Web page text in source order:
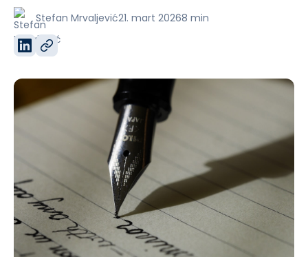
Stefan Mrvaljević21. mart 20268 min